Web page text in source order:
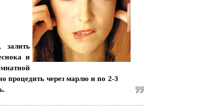
залить
и
процедить через марлю и по 2-3